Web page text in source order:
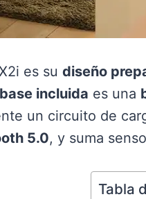
es sudiseño
base incluida es una
un circuito de
5.0, y suma
Tabla